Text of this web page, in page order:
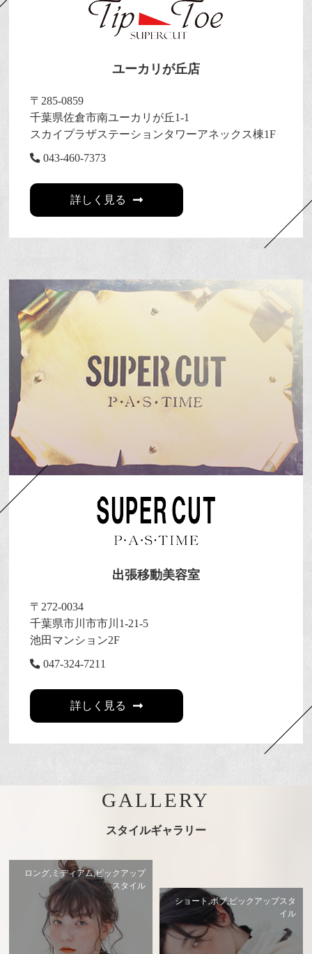
ユーカリが丘店
〒285-0859
千葉県佐倉市南ユーカリが丘1-1
スカイプラザステーションタワーアネックス棟1F
043-460-7373
詳しく見る
出張移動美容室
〒272-0034
千葉県市川市市川1-21-5
池田マンション2F
047-324-7211
詳しく見る
GALLERY
スタイルギャラリー
ロング,ミディアム,ピックアップ
スタイル
ショート,ボブ,ピックアップスタ
イル